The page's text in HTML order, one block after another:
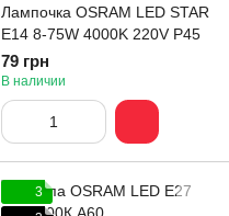
Лампочка OSRAM LED STAR
E14 8-75W 4000K 220V P45
79 грн
В наличии
3